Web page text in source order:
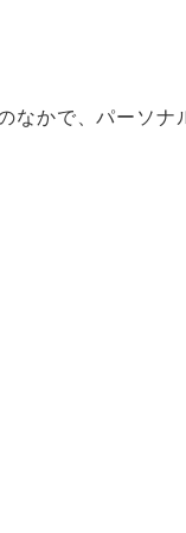
なかで、パーソナ